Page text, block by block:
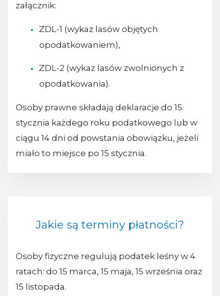
załącznik:
ZDL-1 (wykaz lasów objętych
opodatkowaniem),
ZDL-2 (wykaz lasów zwolnionych z
opodatkowania).
Osoby prawne składają deklaracje do 15
stycznia każdego roku podatkowego lub w
ciągu 14 dni od powstania obowiązku, jeżeli
miało to miejsce po 15 stycznia.
Jakie są terminy płatności?
Osoby fizyczne regulują podatek leśny w 4
ratach: do 15 marca, 15 maja, 15 września oraz
15 listopada.